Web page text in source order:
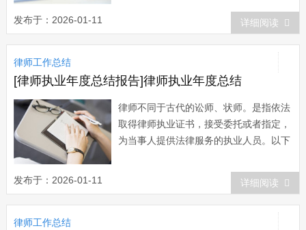
半年主要工作总结汇报如下： 一、开
展理论知识学习，推进律所文化建设，积
极发挥律师行业基层党组织核心作用，努
发布于：2026-01-11 详细阅读
律师工作总结
[律师执业年度总结报告]律师执业年度总结
律师不同于古代的讼师、状师。是指依法
取得律师执业证书，接受委托或者指定，
为当事人提供法律服务的执业人员。以下
年度总结，希望大家喜欢! 律师执业
年度总结(一) 我在担任律师工作时积
极做好管理区的应债维权工作，努力化解
各种矛盾，全力维护社会和谐稳定。一年
发布于：2026-01-11 详细阅读
律师工作总结